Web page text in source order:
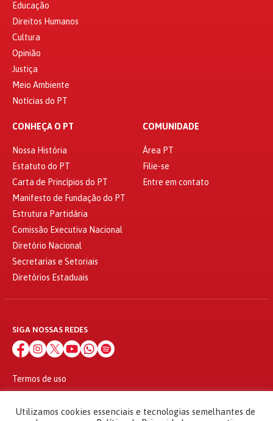
Educação
Direitos Humanos
Cultura
Opinião
Justiça
Meio Ambiente
Notícias do PT
CONHEÇA O PT
Nossa História
Estatuto do PT
Carta de Princípios do PT
Manifesto de Fundação do PT
Estrutura Partidária
Comissão Executiva Nacional
Diretório Nacional
Secretarias e Setoriais
Diretórios Estaduais
COMUNIDADE
Área PT
Filie-se
Entre em contato
SIGA NOSSAS REDES
Termos de uso
© 2010 - 2026
Utilizamos cookies essenciais e tecnologias semelhantes de